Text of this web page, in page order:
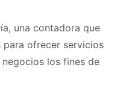
una contadora que
ofrecer servicios
los fines de